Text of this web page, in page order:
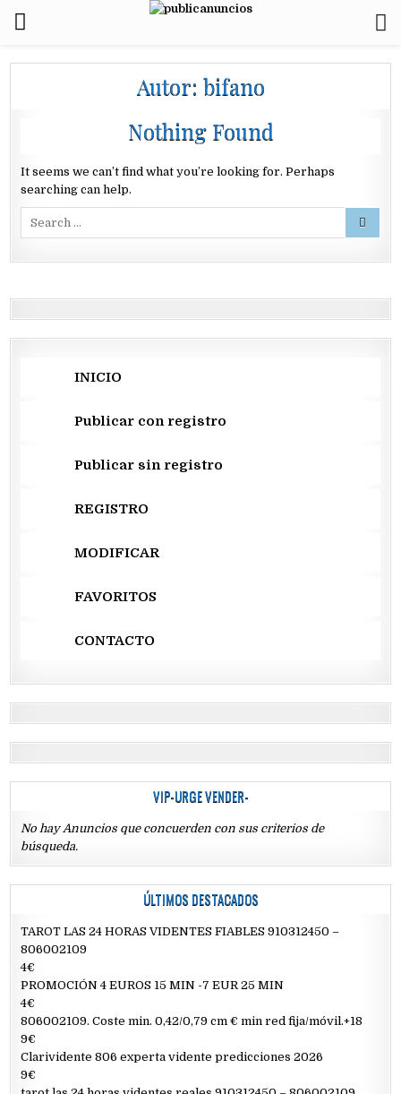
Autor: bifano
Nothing Found
It seems we can’t find what you’re looking for. Perhaps
searching can help.
INICIO
Publicar con registro
Publicar sin registro
REGISTRO
MODIFICAR
FAVORITOS
CONTACTO
VIP-URGE VENDER-
No hay Anuncios que concuerden con sus criterios de
búsqueda.
ÚLTIMOS DESTACADOS
TAROT LAS 24 HORAS VIDENTES FIABLES 910312450 –
806002109
4€
PROMOCIÓN 4 EUROS 15 MIN -7 EUR 25 MIN
4€
806002109. Coste min. 0,42/0,79 cm € min red fija/móvil.+18
9€
Clarividente 806 experta vidente predicciones 2026
9€